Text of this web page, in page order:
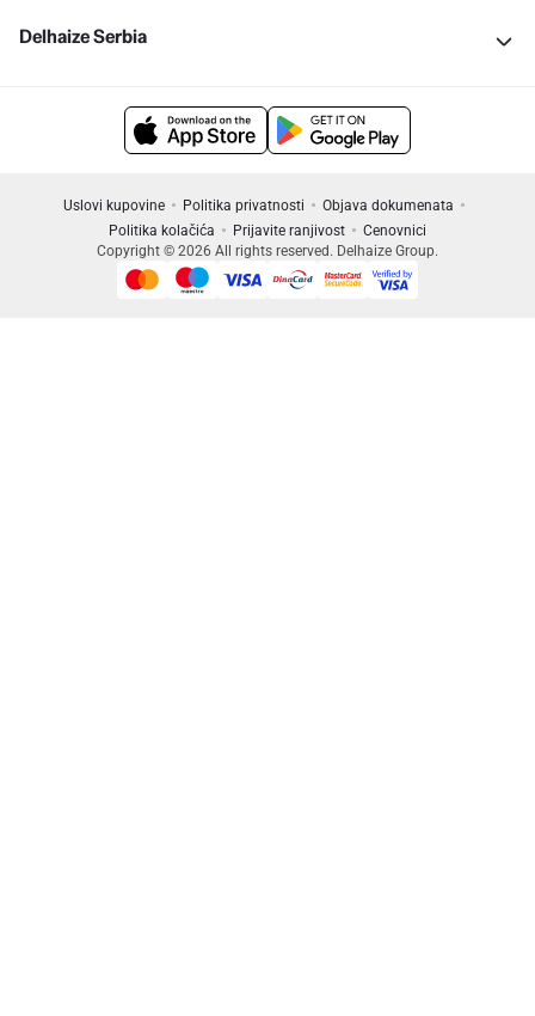
Delhaize Serbia
Uslovi kupovine Politika privatnosti
Objava dokumenata
Politika kolačića
Prijavite ranjivost
Cenovnici
Copyright © 2026 All rights reserved. Delhaize Group.